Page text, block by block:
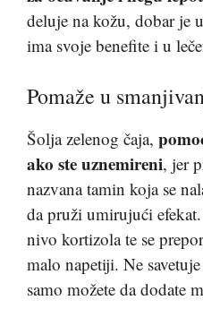
deluje na kožu, dobar je
ima svoje benefite i u
Pomaže u
Šolja zelenog čaja,
ako ste uznemireni, jer
nazvana tamin koja se
da pruži umirujući
nivo kortizola te se
malo napetiji. Ne
samo možete da dodate